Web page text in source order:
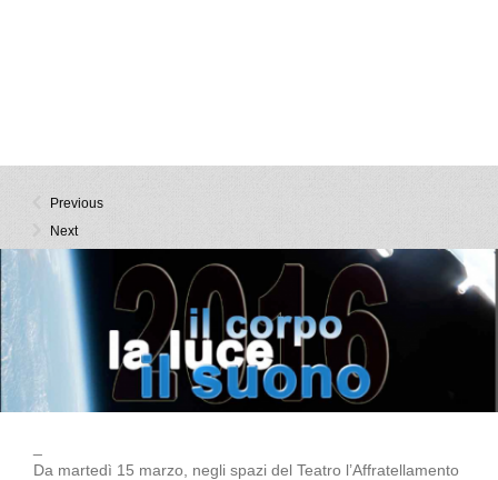
Previous
Next
Da martedì 15 marzo, negli spazi del Teatro l’Affratellamento